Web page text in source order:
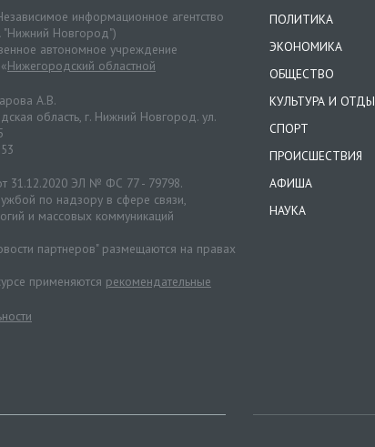
информационное агентство
Новгород")
автономное учреждение
Нижегородский областной
А.В.
область, г. Нижний Новгород. ул.
31.12.2020 ЭЛ № ФС 77 - 79798.
по надзору в сфере связи,
и массовых коммуникаций
партнеров" размещаются на правах
применяются рекомендательные
ПОЛИТИКА
ЭКОНОМИКА
ОБЩЕСТВО
КУЛЬТУРА И
СПОРТ
ПРОИСШЕСТВИЯ
АФИША
НАУКА